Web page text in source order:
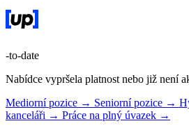
-to-date
Nabídce vypršela platnost nebo již není
Mediorní pozice → Seniorní pozice →
kanceláři → Práce na plný úvazek →